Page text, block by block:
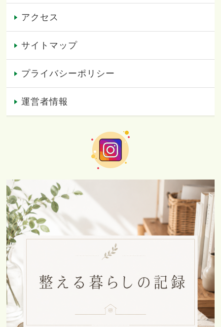
アクセス
サイトマップ
プライバシーポリシー
運営者情報